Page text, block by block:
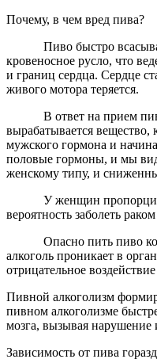
Почему, в чем вред пива?
Пиво быстро
кровеносное русло, что
и границ сердца. Сердце
живого мотора теряется.
В ответ на прием
вырабатывается вещество,
мужского гормона и
половые гормоны, и мы
женскому типу, и
У женщин
вероятность заболеть
Опасно пить пиво
алкоголь проникает в
отрицательное
Пивной алкоголизм
пивном алкоголизме
мозга, вызывая нарушение
Зависимость от пива